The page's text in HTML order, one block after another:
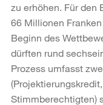
zu erhöhen. Für den
66 Millionen
Beginn des
dürften rund
Prozess umfasst
Stimmberechtigten)